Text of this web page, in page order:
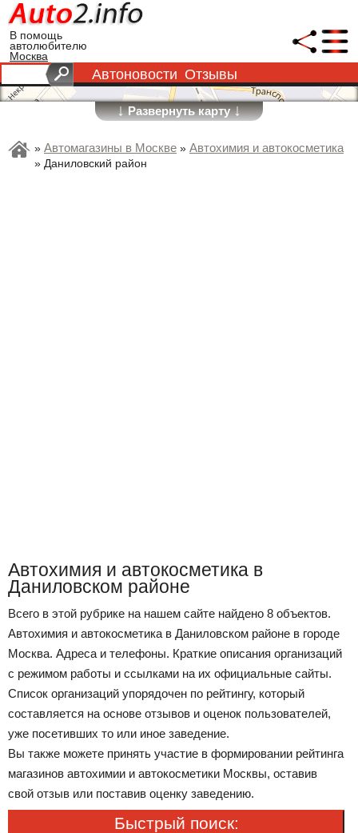
В помощь
автолюбителю
Москва
Автоновости Отзывы
↓Развернуть карту↓
» Автомагазины в Москве » Автохимия и автокосметика
» Даниловский район
Автохимия и автокосметика в
Даниловском районе
Всего в этой рубрике на нашем сайте найдено 8 объектов.
Автохимия и автокосметика в Даниловском районе в городе
Москва. Адреса и телефоны. Краткие описания организаций
с режимом работы и ссылками на их официальные сайты.
Список организаций упорядочен по рейтингу, который
составляется на основе отзывов и оценок пользователей,
уже посетивших то или иное заведение.
Вы также можете принять участие в формировании рейтинга
магазинов автохимии и автокосметики Москвы, оставив
свой отзыв или поставив оценку заведению.
Быстрый поиск: